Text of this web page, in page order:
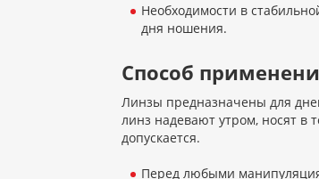
Необходимости в
дня ношения.
Способ
Линзы предназначены для
линз надевают утром, носят в
допускается.
Перед любыми